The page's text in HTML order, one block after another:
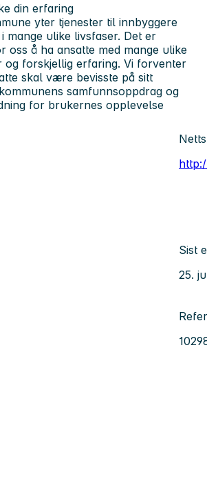
din erfaring
yter tjenester til innbyggere
mange ulike livsfaser. Det er
oss å ha ansatte med mange ulike
og forskjellig erfaring. Vi forventer
skal være bevisste på sitt
samfunnsoppdrag og
for brukernes opplevelse
Sist
25.